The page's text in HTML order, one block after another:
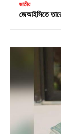
জাতীয়
জেআইসিতে